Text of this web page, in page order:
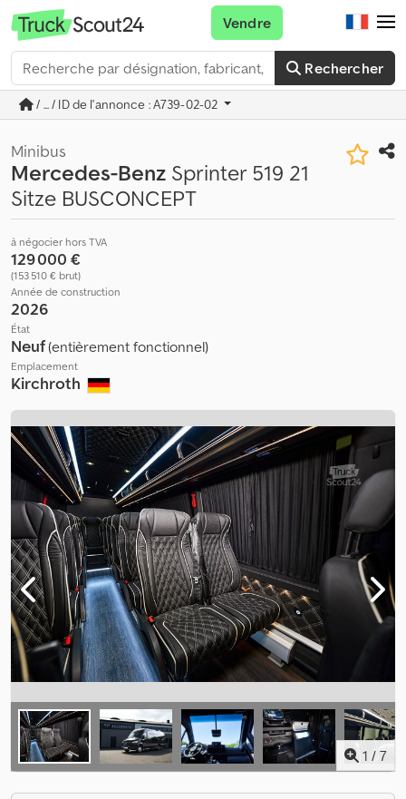
Rechercher
Vendre
/ ... / ID de l'annonce : A739-02-02
Minibus
Mercedes-Benz Sprinter 519 21
Sitze BUSCONCEPT
à négocier hors TVA
129 000 €
(153 510 € brut)
Année de construction
2026
État
Neuf(entièrement fonctionnel)
Emplacement
Kirchroth
1 / 7